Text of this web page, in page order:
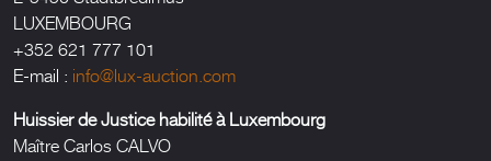
LUXEMBOURG
+352 621 777 101
E-mail : info@lux-auction.com
Huissier de Justice habilité à Luxembourg
Maître Carlos CALVO